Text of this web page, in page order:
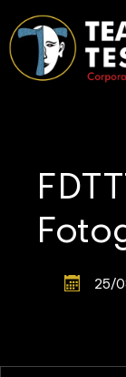
25/